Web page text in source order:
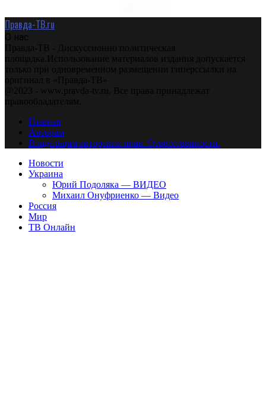
Правда-ТВ.ru
О нас
Правда-ТВ - Дискуссионно политическая
площадка.Использование материалов издания допускается
только при одновременном размещении гиперссылки на
оригинал в «Правда-ТВ»
@2023 - www.pravda-tv.ru. Все права принадлежат
правообладателям.
Главная
Авторам
Владельцам авторских прав. Ответственности.
Новости
Украина
Юрий Подоляка — ВИДЕО
Михаил Онуфриенко — Видео
Россия
Мир
ТВ Онлайн